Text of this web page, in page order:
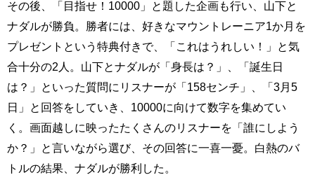
その後、「目指せ！10000」と題した企画も行い、山下と
ナダルが勝負。勝者には、好きなマウントレーニア1か月を
プレゼントという特典付きで、「これはうれしい！」と気
合十分の2人。山下とナダルが「身長は？」、「誕生日
は？」といった質問にリスナーが「158センチ」、「3月5
日」と回答をしていき、10000に向けて数字を集めてい
く。画面越しに映ったたくさんのリスナーを「誰にしよう
か？」と言いながら選び、その回答に一喜一憂。白熱のバ
トルの結果、ナダルが勝利した。